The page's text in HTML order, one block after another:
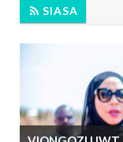
SIASA